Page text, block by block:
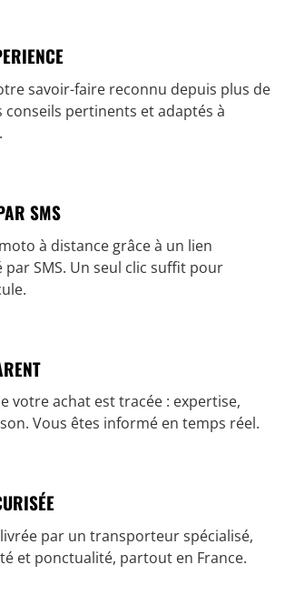
savoir-faire reconnu depuis plus de
conseils pertinents et adaptés à
SMS
à distance grâce à un lien
par SMS. Un seul clic suffit pour
votre achat est tracée : expertise,
Vous êtes informé en temps réel.
par un transporteur spécialisé,
et ponctualité, partout en France.